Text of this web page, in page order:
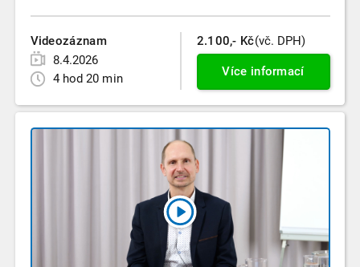
Videozáznam
8.4.2026
4 hod 20 min
2.100,- Kč(vč. DPH)
Více informací